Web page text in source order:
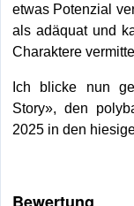
etwas Potenzial
als adäquat und
Charaktere
Ich blicke nun
Story», den
2025 in den